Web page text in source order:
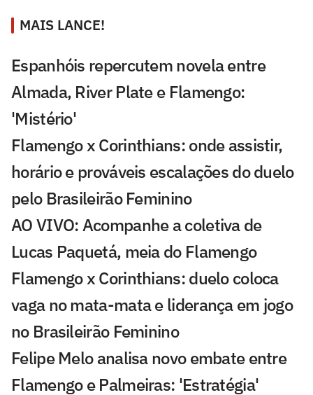
MAIS LANCE!
Espanhóis repercutem novela entre
Almada, River Plate e Flamengo:
'Mistério'
Flamengo x Corinthians: onde assistir,
horário e prováveis escalações do duelo
pelo Brasileirão Feminino
AO VIVO: Acompanhe a coletiva de
Lucas Paquetá, meia do Flamengo
Flamengo x Corinthians: duelo coloca
vaga no mata-mata e liderança em jogo
no Brasileirão Feminino
Felipe Melo analisa novo embate entre
Flamengo e Palmeiras: 'Estratégia'